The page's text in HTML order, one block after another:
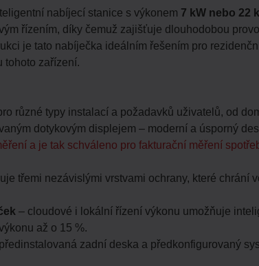
nabíjecí stanice s výkonem 7 kW nebo 22
řízením, díky čemuž zajišťuje dlouhodobou
je tato nabíječka ideálním řešením pro
tohoto zařízení.
různé typy instalací a požadavků uživatelů, od
dotykovým displejem – moderní a úsporný
a je tak schváleno pro fakturační měření
třemi nezávislými vrstvami ochrany, které chrání
– cloudové i lokální řízení výkonu umožňuje
až o 15 %.
zadní deska a předkonfigurovaný